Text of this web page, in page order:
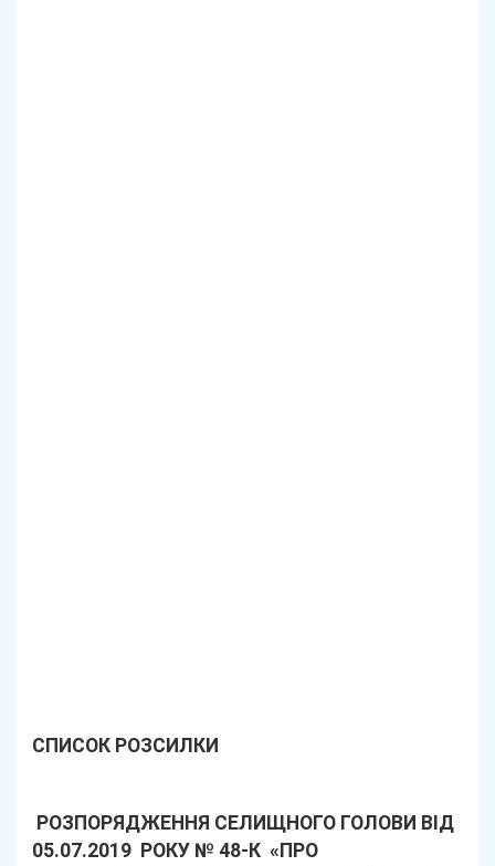
СПИСОК РОЗСИЛКИ
РОЗПОРЯДЖЕННЯ СЕЛИЩНОГО ГОЛОВИ ВІД
05.07.2019 РОКУ № 48-К «ПРО